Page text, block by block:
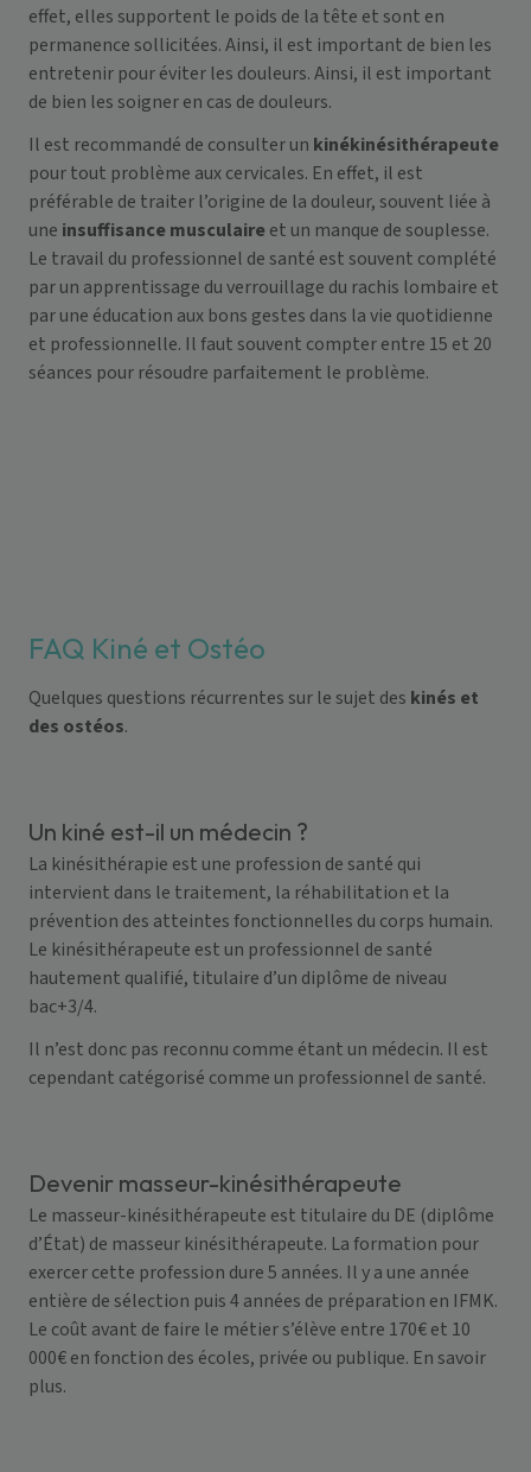
effet, elles supportent le poids de la tête et sont en
permanence sollicitées. Ainsi, il est important de bien les
entretenir pour éviter les douleurs. Ainsi, il est important
de bien les soigner en cas de douleurs.
Il est recommandé de consulter un kinékinésithérapeute
pour tout problème auxcervicales. En effet, il est
préférable de traiter l’origine de la douleur, souvent liée à
une insuffisance musculaireet un manque de souplesse.
Le travail du professionnel de santé est souvent complété
par un apprentissage du verrouillage du rachis lombaire et
par une éducation aux bons gestes dans la vie quotidienne
et professionnelle. Il faut souvent compter entre 15 et 20
séances pour résoudre parfaitement le problème.
FAQ Kiné et Ostéo
Quelques questions récurrentes sur le sujet des kinés et
des ostéos.
Un kiné est-il un médecin ?
La kinésithérapie est une profession de santé qui
intervient dans le traitement, la réhabilitation et la
prévention des atteintes fonctionnelles du corps humain.
Le kinésithérapeute est un professionnel de santé
hautement qualifié, titulaire d’un diplôme de niveau
bac+3/4.
Il n’est donc pas reconnu comme étant un médecin. Il est
cependant catégorisé comme un professionnel de santé.
Devenir masseur-kinésithérapeute
Le masseur-kinésithérapeute est titulaire du DE (diplôme
d’État) de masseur kinésithérapeute. La formation pour
exercer cette profession dure 5 années. Il y a une année
entière de sélection puis 4 années de préparation en IFMK.
Le coût avant de faire le métier s’élève entre 170€ et 10
000€ en fonction des écoles, privée ou publique. En savoir
plus.